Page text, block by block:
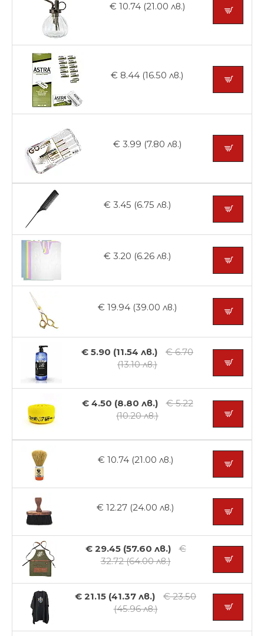
€ 10.74 (21.00 лв.)
€ 8.44 (16.50 лв.)
€ 3.99 (7.80 лв.)
€ 3.45 (6.75 лв.)
€ 3.20 (6.26 лв.)
€ 19.94 (39.00 лв.)
€ 5.90 (11.54 лв.)
€ 6.70
(13.10 лв.)
€ 4.50 (8.80 лв.)
€ 5.22
(10.20 лв.)
€ 10.74 (21.00 лв.)
€ 12.27 (24.00 лв.)
€ 29.45 (57.60 лв.)
€
32.72 (64.00 лв.)
€ 21.15 (41.37 лв.)
€ 23.50
(45.96 лв.)